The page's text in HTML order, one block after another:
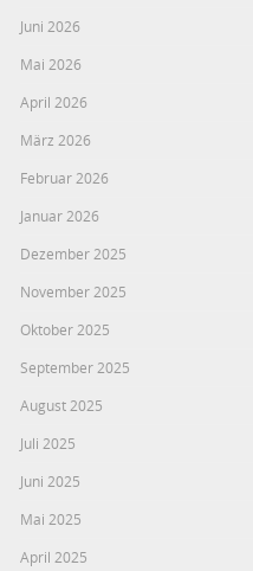
Juni 2026
Mai 2026
April 2026
März 2026
Februar 2026
Januar 2026
Dezember 2025
November 2025
Oktober 2025
September 2025
August 2025
Juli 2025
Juni 2025
Mai 2025
April 2025